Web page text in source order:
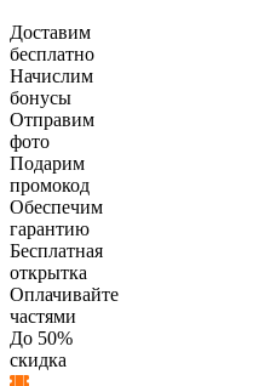
Доставим
бесплатно
Начислим
бонусы
Отправим
фото
Подарим
промокод
Обеспечим
гарантию
Бесплатная
открытка
Оплачивайте
частями
До 50%
скидка